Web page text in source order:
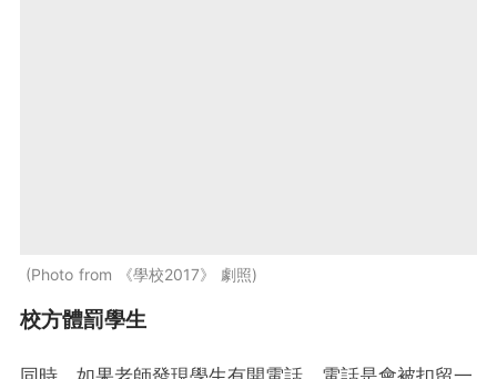
Photo from 《學校2017》 劇照
校方體罰學生